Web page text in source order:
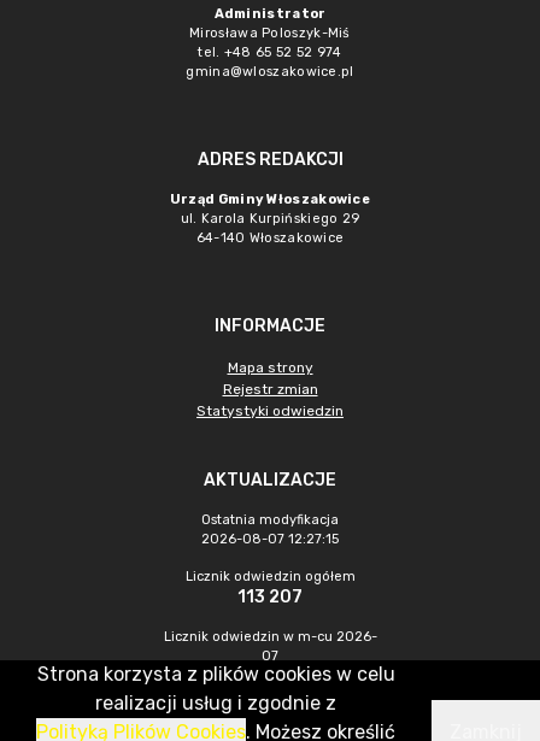
Administrator
Mirosława Poloszyk-Miś
tel. +48 65 52 52 974
gmina@wloszakowice.pl
ADRES REDAKCJI
Urząd Gminy Włoszakowice
ul. Karola Kurpińskiego 29
64-140 Włoszakowice
INFORMACJE
Mapa strony
Rejestr zmian
Statystyki odwiedzin
AKTUALIZACJE
Ostatnia modyfikacja
2026-08-07 12:27:15
Licznik odwiedzin ogółem
113 207
Licznik odwiedzin w m-cu 2026-
07
537
CMS & Hosting: Nefeni Sp. z o.o.
Strona korzysta z plików cookies w celu
realizacji usług i zgodnie z
Polityką Plików Cookies. Możesz określić